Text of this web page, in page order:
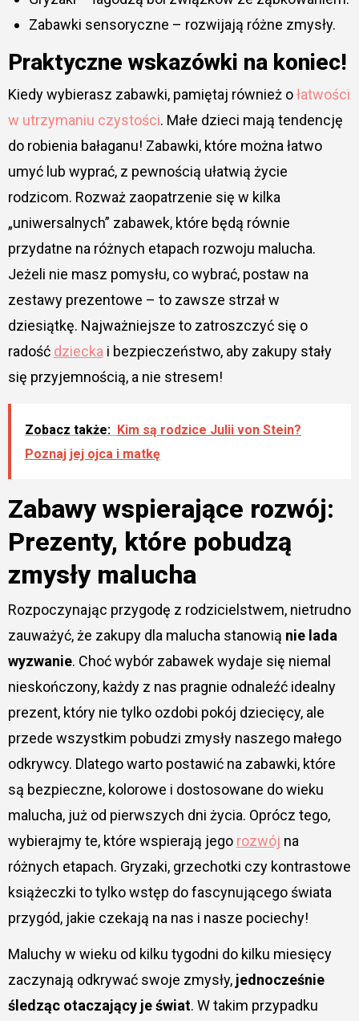
Zabawki sensoryczne – rozwijają różne zmysły.
Praktyczne wskazówki na koniec!
Kiedy wybierasz zabawki, pamiętaj również ołatwości
w utrzymaniu czystości. Małe dzieci mają tendencję
do robienia bałaganu! Zabawki, które można łatwo
umyć lub wyprać, z pewnością ułatwią życie
rodzicom. Rozważ zaopatrzenie się w kilka
„uniwersalnych” zabawek, które będą równie
przydatne na różnych etapach rozwoju malucha.
Jeżeli nie masz pomysłu, co wybrać, postaw na
zestawy prezentowe – to zawsze strzał w
dziesiątkę. Najważniejsze to zatroszczyć się o
radość dzieckai bezpieczeństwo, aby zakupy stały
się przyjemnością, a nie stresem!
Zobacz także: Kim są rodzice Julii von Stein?
Poznaj jej ojca i matkę
Zabawy wspierające rozwój:
Prezenty, które pobudzą
zmysły malucha
Rozpoczynając przygodę z rodzicielstwem, nietrudno
zauważyć, że zakupy dla malucha stanowią nie lada
wyzwanie. Choć wybór zabawek wydaje się niemal
nieskończony, każdy z nas pragnie odnaleźć idealny
prezent, który nie tylko ozdobi pokój dziecięcy, ale
przede wszystkim pobudzi zmysły naszego małego
odkrywcy. Dlatego warto postawić na zabawki, które
są bezpieczne, kolorowe i dostosowane do wieku
malucha, już od pierwszych dni życia. Oprócz tego,
wybierajmy te, które wspierają jego rozwój na
różnych etapach. Gryzaki, grzechotki czy kontrastowe
książeczki to tylko wstęp do fascynującego świata
przygód, jakie czekają na nas i nasze pociechy!
Maluchy w wieku od kilku tygodni do kilku miesięcy
zaczynają odkrywać swoje zmysły, jednocześnie
śledząc otaczający je świat. W takim przypadku